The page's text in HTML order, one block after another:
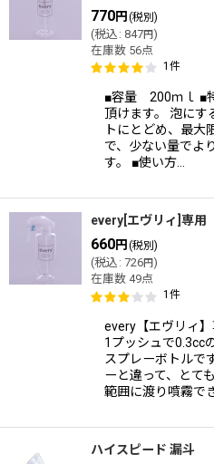
770円(税別)
(税込 : 847円)
在庫数 56点
1 件
■容量 200ｍｌ ■
頂けます。 泡にす
トにとどめ、最大
で、少ない量でよ
す。 ■使い方…
every[エヴリィ]専
660円 (税別)
(税込 : 726円)
在庫数 49点
1 件
every【エヴリィ
1プッシュで0.3cc
スプレーボトルで
ーと違って、とて
範囲に渡り噴霧で
ハイスピード 漏斗